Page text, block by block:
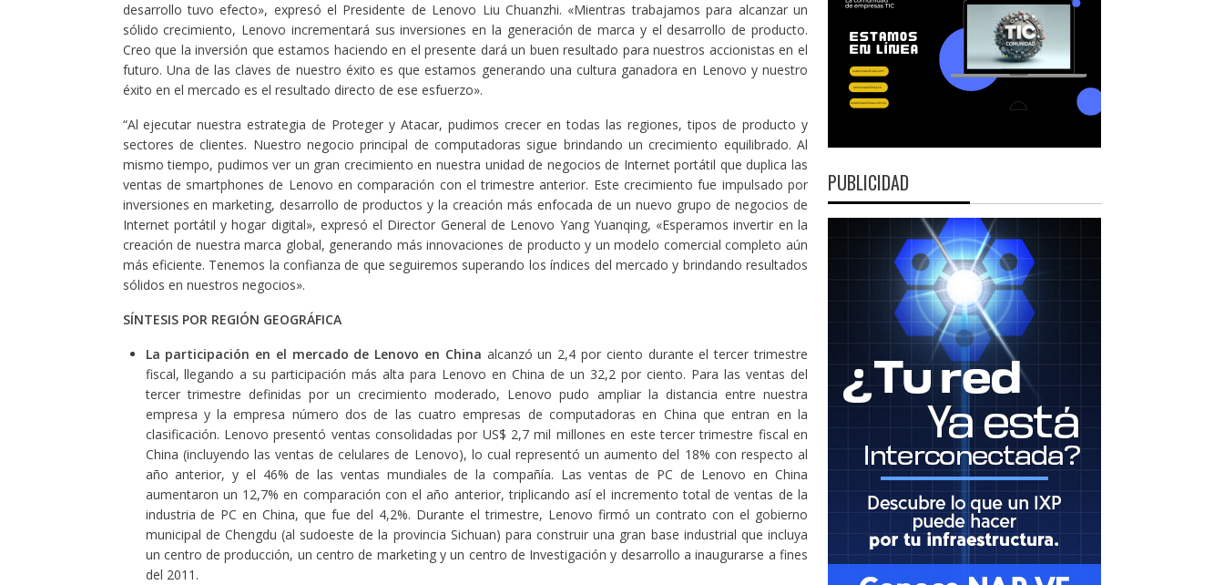
desarrollo tuvo efecto», expresó el Presidente de Lenovo Liu Chuanzhi. «Mientras trabajamos para alcanzar un
sólido crecimiento, Lenovo incrementará sus inversiones en la generación de marca y el desarrollo de producto.
Creo que la inversión que estamos haciendo en el presente dará un buen resultado para nuestros accionistas en el
futuro. Una de las claves de nuestro éxito es que estamos generando una cultura ganadora en Lenovo y nuestro
éxito en el mercado es el resultado directo de ese esfuerzo».
“Al ejecutar nuestra estrategia de Proteger y Atacar, pudimos crecer en todas las regiones, tipos de producto y
sectores de clientes. Nuestro negocio principal de computadoras sigue brindando un crecimiento equilibrado. Al
mismo tiempo, pudimos ver un gran crecimiento en nuestra unidad de negocios de Internet portátil que duplica las
ventas de smartphones de Lenovo en comparación con el trimestre anterior. Este crecimiento fue impulsado por
inversiones en marketing, desarrollo de productos y la creación más enfocada de un nuevo grupo de negocios de
Internet portátil y hogar digital», expresó el Director General de Lenovo Yang Yuanqing, «Esperamos invertir en la
creación de nuestra marca global, generando más innovaciones de producto y un modelo comercial completo aún
más eficiente. Tenemos la confianza de que seguiremos superando los índices del mercado y brindando resultados
sólidos en nuestros negocios».
SÍNTESIS POR REGIÓN GEOGRÁFICA
La participación en el mercado de Lenovo en China alcanzó un 2,4 por ciento durante el tercer trimestre
fiscal, llegando a su participación más alta para Lenovo en China de un 32,2 por ciento. Para las ventas del
tercer trimestre definidas por un crecimiento moderado, Lenovo pudo ampliar la distancia entre nuestra
empresa y la empresa número dos de las cuatro empresas de computadoras en China que entran en la
clasificación. Lenovo presentó ventas consolidadas por US$ 2,7 mil millones en este tercer trimestre fiscal en
China (incluyendo las ventas de celulares de Lenovo), lo cual representó un aumento del 18% con respecto al
año anterior, y el 46% de las ventas mundiales de la compañía. Las ventas de PC de Lenovo en China
aumentaron un 12,7% en comparación con el año anterior, triplicando así el incremento total de ventas de la
industria de PC en China, que fue del 4,2%. Durante el trimestre, Lenovo firmó un contrato con el gobierno
municipal de Chengdu (al sudoeste de la provincia Sichuan) para construir una gran base industrial que incluya
un centro de producción, un centro de marketing y un centro de Investigación y desarrollo a inaugurarse a fines
del 2011.
PUBLICIDAD